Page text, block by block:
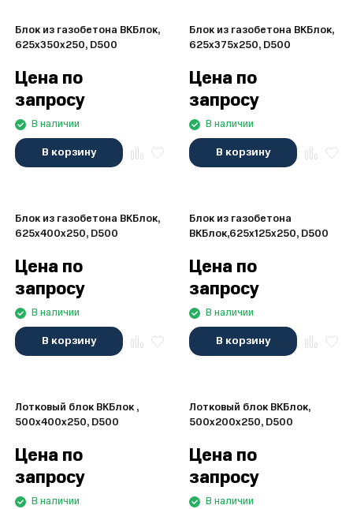
Блок из газобетона ВКБлок,
625x350x250, D500
Цена по
запросу
В наличии
В корзину
Блок из газобетона ВКБлок,
625x375x250, D500
Цена по
запросу
В наличии
В корзину
Блок из газобетона ВКБлок,
625x400x250, D500
Цена по
запросу
В наличии
В корзину
Блок из газобетона
ВКБлок,625x125x250, D500
Цена по
запросу
В наличии
В корзину
Лотковый блок ВКБлок ,
500x400x250, D500
Цена по
запросу
В наличии
Лотковый блок ВКБлок,
500x200x250, D500
Цена по
запросу
В наличии